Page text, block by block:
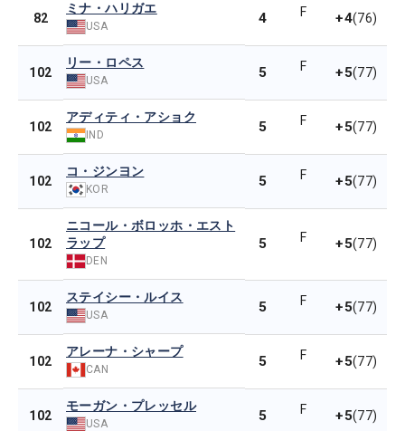
82
ミナ・ハリガエ
USA 4 F +4(76)
102
リー・ロペス
USA 5 F +5(77)
102
アディティ・アショク
IND 5 F +5(77)
102
コ・ジンヨン
KOR 5 F +5(77)
102
ニコール・ボロッホ・エスト
ラップ
DEN
5 F +5(77)
102
ステイシー・ルイス
USA 5 F +5(77)
102
アレーナ・シャープ
CAN 5 F +5(77)
102
モーガン・プレッセル
USA 5 F +5(77)